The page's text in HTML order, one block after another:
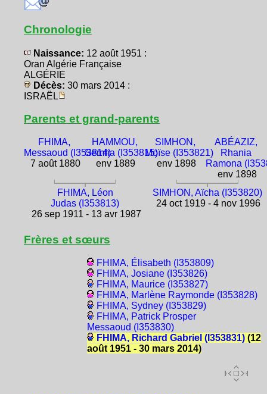
Chronologie
Naissance: 12 août 1951 :
Oran Algérie Française
ALGÉRIE
Décès: 30 mars 2014 :
ISRAËL
Parents et grand-parents
FHIMA,
Messaoud (I353814)
7 août 1880
HAMMOU,
Semha (I353815)
env 1889
SIMHON,
Moïse (I353821)
env 1898
ABÉAZIZ,
Rhania
Ramona
env 1898
FHIMA, Léon
Judas (I353813)
26 sep 1911 - 13 avr 1987
SIMHON, Aïcha (I353820)
24 oct 1919 - 4 nov 1996
Frères et sœurs
FHIMA, Élisabeth (I353809)
FHIMA, Josiane (I353826)
FHIMA, Maurice (I353827)
FHIMA, Marlène Raymonde (I353828)
FHIMA, Sydney (I353829)
FHIMA, Patrick Prosper
Messaoud (I353830)
FHIMA, Richard Gabriel (I353831)(12
août 1951 - 30 mars 2014)